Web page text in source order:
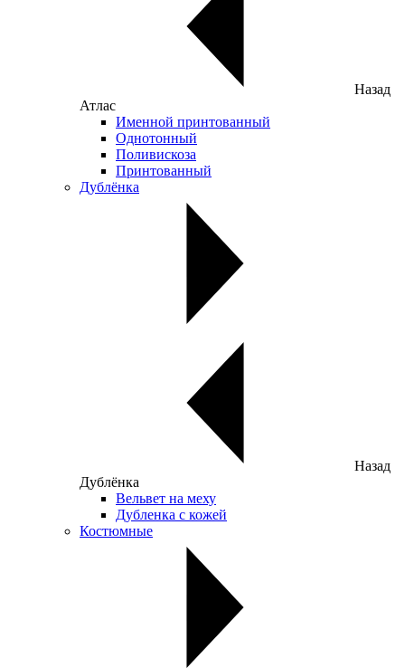
Назад
Атлас
Именной принтованный
Однотонный
Поливискоза
Принтованный
Дублёнка
Назад
Дублёнка
Вельвет на меху
Дубленка с кожей
Костюмные